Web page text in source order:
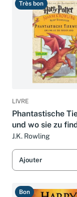
Très bon
LIVRE
Phantastische
und wo sie zu
sind: Harry Potters
Schulbücher.
Albus
J.K. Rowling
Ajouter
Bon